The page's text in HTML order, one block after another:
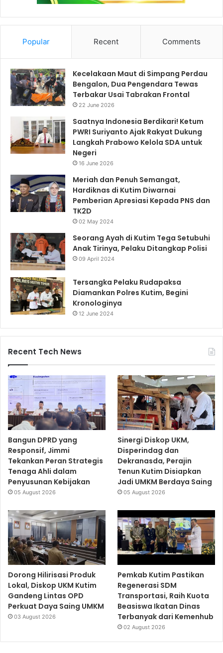
Popular Recent Comments
Kecelakaan Maut di Simpang Perdau
Bengalon, Dua Pengendara Tewas
Terbakar Usai Tabrakan Frontal
22 June 2026
Saatnya Indonesia Berdikari! Ketum
PWRI Suriyanto Ajak Rakyat Dukung
Langkah Prabowo Kelola SDA untuk
Negeri
16 June 2026
Meriah dan Penuh Semangat,
Hardiknas di Kutim Diwarnai
Pemberian Apresiasi Kepada PNS dan
TK2D
02 May 2024
Seorang Ayah di Kutim Tega Setubuhi
Anak Tirinya, Pelaku Ditangkap Polisi
09 April 2024
Tersangka Pelaku Rudapaksa
Diamankan Polres Kutim, Begini
Kronologinya
12 June 2024
Recent Tech News
Bangun DPRD yang
Responsif, Jimmi
Tekankan Peran Strategis
Tenaga Ahli dalam
Penyusunan Kebijakan
05 August 2026
Sinergi Diskop UKM,
Disperindag dan
Dekranasda, Perajin
Tenun Kutim Disiapkan
Jadi UMKM Berdaya Saing
05 August 2026
Dorong Hilirisasi Produk
Lokal, Diskop UKM Kutim
Gandeng Lintas OPD
Perkuat Daya Saing UMKM
03 August 2026
Pemkab Kutim Pastikan
Regenerasi SDM
Transportasi, Raih Kuota
Beasiswa Ikatan Dinas
Terbanyak dari Kemenhub
02 August 2026